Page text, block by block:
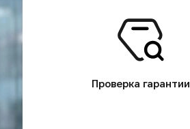
Проверка гарантии